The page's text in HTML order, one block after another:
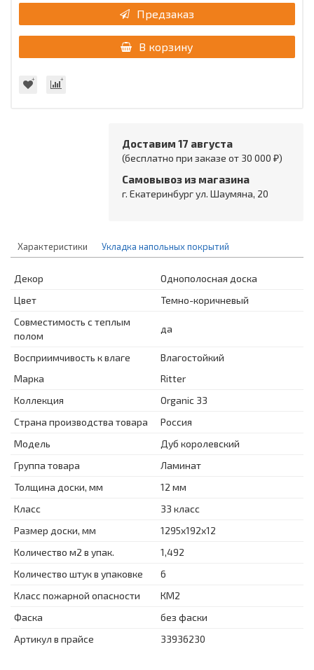
Предзаказ
В корзину
Доставим 17 августа
(бесплатно при заказе от 30 000 ₽)
Самовывоз из магазина
г. Екатеринбург ул. Шаумяна, 20
Характеристики Укладка напольных покрытий
Декор
Однополосная доска
Цвет
Темно-коричневый
Совместимость с теплым
полом
да
Восприимчивость к влаге
Влагостойкий
Марка
Ritter
Коллекция
Organic 33
Страна производства товара
Россия
Модель
Дуб королевский
Группа товара
Ламинат
Толщина доски, мм
12 мм
Класс
33 класс
Размер доски, мм
1295x192x12
Количество м2 в упак.
1,492
Количество штук в упаковке
6
Класс пожарной опасности
КМ2
Фаска
без фаски
Артикул в прайсе
33936230